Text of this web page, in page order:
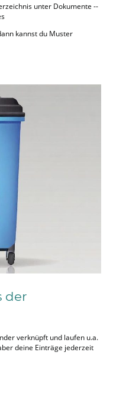
unter Dokumente --
kannst du Muster
der
verknüpft und laufen u.a.
deine Einträge jederzeit